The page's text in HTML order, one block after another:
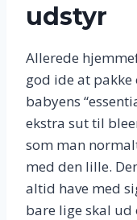
udstyr
Allerede
god ide at pakke
babyens
ekstra sut til
som man
med den lille.
altid have med
bare lige skal ud